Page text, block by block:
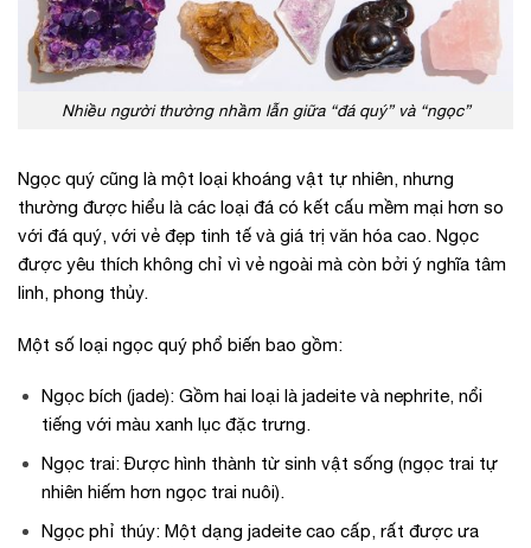
Nhiều người thường nhầm lẫn giữa “đá quý” và “ngọc”
Ngọc quý cũng là một loại khoáng vật tự nhiên, nhưng
thường được hiểu là các loại đá có kết cấu mềm mại hơn so
với đá quý, với vẻ đẹp tinh tế và giá trị văn hóa cao. Ngọc
được yêu thích không chỉ vì vẻ ngoài mà còn bởi ý nghĩa tâm
linh, phong thủy.
Một số loại ngọc quý phổ biến bao gồm:
Ngọc bích (jade): Gồm hai loại là jadeite và nephrite, nổi
tiếng với màu xanh lục đặc trưng.
Ngọc trai: Được hình thành từ sinh vật sống (ngọc trai tự
nhiên hiếm hơn ngọc trai nuôi).
Ngọc phỉ thúy: Một dạng jadeite cao cấp, rất được ưa